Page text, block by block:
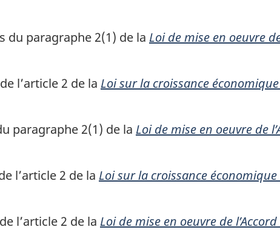
du paragraphe 2(1) de la Loi de mise en oeuvre
l’article 2 de la Loi sur la croissance
paragraphe 2(1) de la Loi de mise en oeuvre de
l’article 2 de la Loi sur la croissance
l’article 2 de la Loi de mise en oeuvre de